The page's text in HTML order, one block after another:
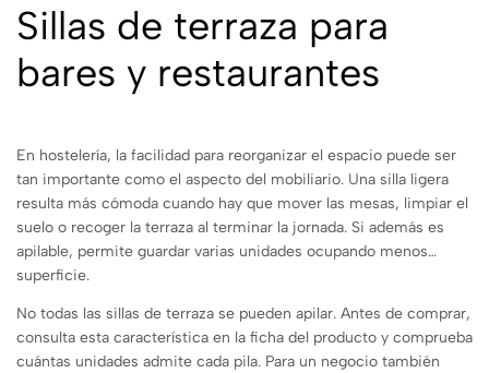
Sillas de terraza para
bares y restaurantes
En hostelería, la facilidad para reorganizar el espacio puede ser
tan importante como el aspecto del mobiliario. Una silla ligera
resulta más cómoda cuando hay que mover las mesas, limpiar el
suelo o recoger la terraza al terminar la jornada. Si además es
apilable, permite guardar varias unidades ocupando menos
superficie.
No todas las sillas de terraza se pueden apilar. Antes de comprar,
consulta esta característica en la ficha del producto y comprueba
cuántas unidades admite cada pila. Para un negocio también